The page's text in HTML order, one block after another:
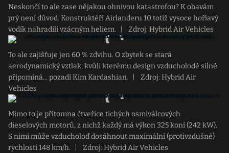
Neskončí to ale zase nějakou ohnivou katastrofou? K obavám
prý není důvod. Konstruktéři Airlanderu 10 totiž vysoce hořlavý
vodík nahradili vzácným heliem.
Zdroj: Hybrid Air Vehicles
To ale zajišťuje jen 60 % zdvihu. O zbytek se stará
aerodynamický vztlak, kvůli kterému design vzducholodě silně
připomíná... pozadí Kim Kardashian.
Zdroj: Hybrid Air
Vehicles
Mimo to je přítomna čtveřice tichých osmiválcových
dieselových motorů, z nichž každý má výkon 325 koní (242 kW).
S nimi může vzducholoď dosáhnout maximální (protivzdušné)
rychlosti 148 km/h.
Zdroj: Hybrid Air Vehicles